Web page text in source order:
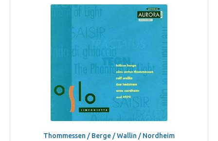
Thommessen / Berge / Wallin / Nordheim